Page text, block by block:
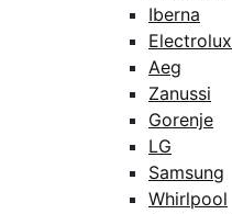
Iberna
Electrolux
Aeg
Zanussi
Gorenje
LG
Samsung
Whirlpool